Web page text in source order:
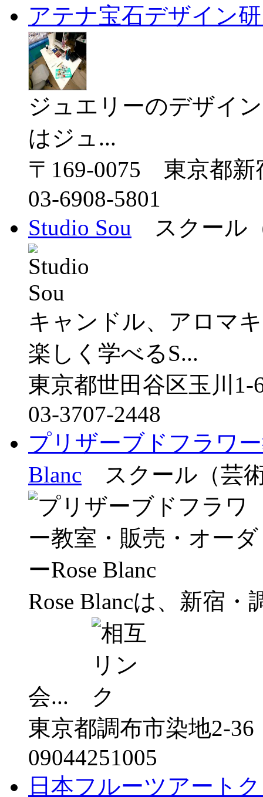
アテナ宝石デザイン
ジュエリーのデザイ
はジュ...
〒169-0075 東京都
03-6908-5801
Studio Sou スクール
キャンドル、アロマ
楽しく学べるS...
東京都世田谷区玉川1-
03-3707-2448
プリザーブドフラワ
Blanc スクール（芸
Rose Blancは、新宿
会...
東京都調布市染地2-36
09044251005
日本フルーツアート